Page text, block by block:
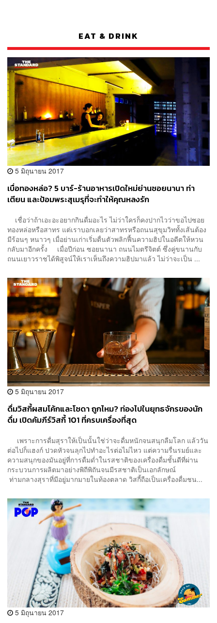
EAT & DRINK
5 มิถุนายน 2017
เบื่อทองหล่อ? 5 บาร์-ร้านอาหารเปิดใหม่ย่านซอยนานา ท่า
เตียน และป้อมพระสุเมรุที่จะทำให้คุณหลงรัก
เชื่อว่าถ้าเอะอะอยากกินดื่มอะไร ไม่ว่าใครก็คงปากไวว่าขอไปซอย
ทองหล่อหรือสาทร แต่เราบอกเลยว่าสาทรหรือถนนสุขุมวิททั้งเส้นต้อง
มีร้อนๆ หนาวๆ เมื่อย่านเก่าเริ่มตื่นตัวพลิกฟื้นความฮิปในอดีตให้หวน
กลับมาอีกครั้ง เมื่อปีก่อน ซอยนานา ถนนไมตรีจิตต์ ซึ่งคู่ขนานกับ
ถนนเยาวราชได้พิสูจน์ให้เราเห็นถึงความฮิปมาแล้ว ไม่ว่าจะเป็น ...
5 มิถุนายน 2017
ดื่มวิสกี้ผสมโค้กและโซดา ถูกไหม? ท่องไปในยุทธจักรของนัก
ดื่ม เปิดคัมภีร์วิสกี้ 101 ที่ครบเครื่องที่สุด
เพราะการดื่มสุราให้เป็นนั้นใช่ว่าจะดื่มหนักจนสนุกลืมโลก แล้ววัน
ต่อไปก็แฮงก์ ปวดหัวจนลุกไปทำอะไรต่อไม่ไหว แต่ความรื่นรมย์และ
ความสนุกของมันอยู่ที่การดื่มด่ำในรสชาติของเครื่องดื่มชั้นดีที่ผ่าน
กระบวนการผลิตมาอย่างพิถีพิถันจนมีรสชาติเป็นเอกลักษณ์
ท่ามกลางสุราที่มีอยู่มากมายในท้องตลาด วิสกี้ถือเป็นเครื่องดื่มชน...
5 มิถุนายน 2017